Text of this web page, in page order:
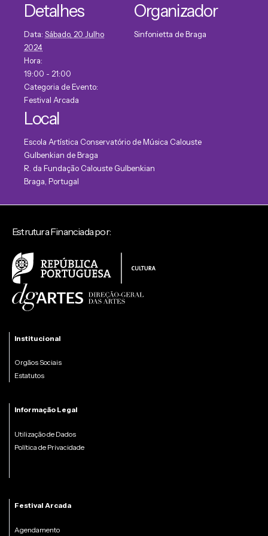
Detalhes
Data: Sábado, 20 Julho
2024
Hora:
19:00 - 21:00
Categoria de Evento:
Festival Arcada
Local
Escola Artística Conservatório de Música Calouste
Gulbenkian de Braga
R. da Fundação Calouste Gulbenkian
Braga Portugal
Organizador
Sinfonietta de Braga
Estrutura Financiada por:
Institucional
Orgãos Sociais
Estatutos
Informação Legal
Utilização de Dados
Política de Privacidade
Festival Arcada
Agendamento